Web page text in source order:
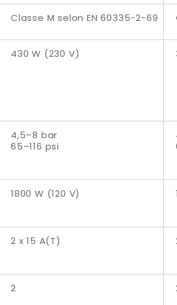
Classe M selon EN 60335-2-69
430 W (230 V)
4,5–8 bar
65–116 psi
1800 W (120 V)
2 x 15 A(T)
2